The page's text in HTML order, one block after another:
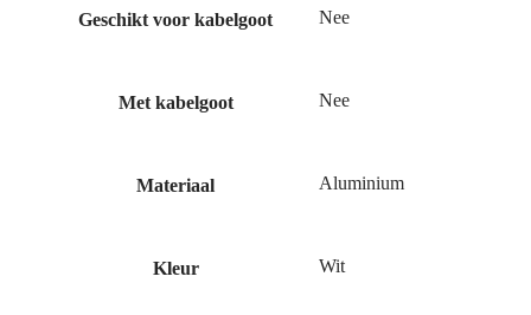
Geschikt voor kabelgoot Nee
Met kabelgoot Nee
Materiaal Aluminium
Kleur Wit